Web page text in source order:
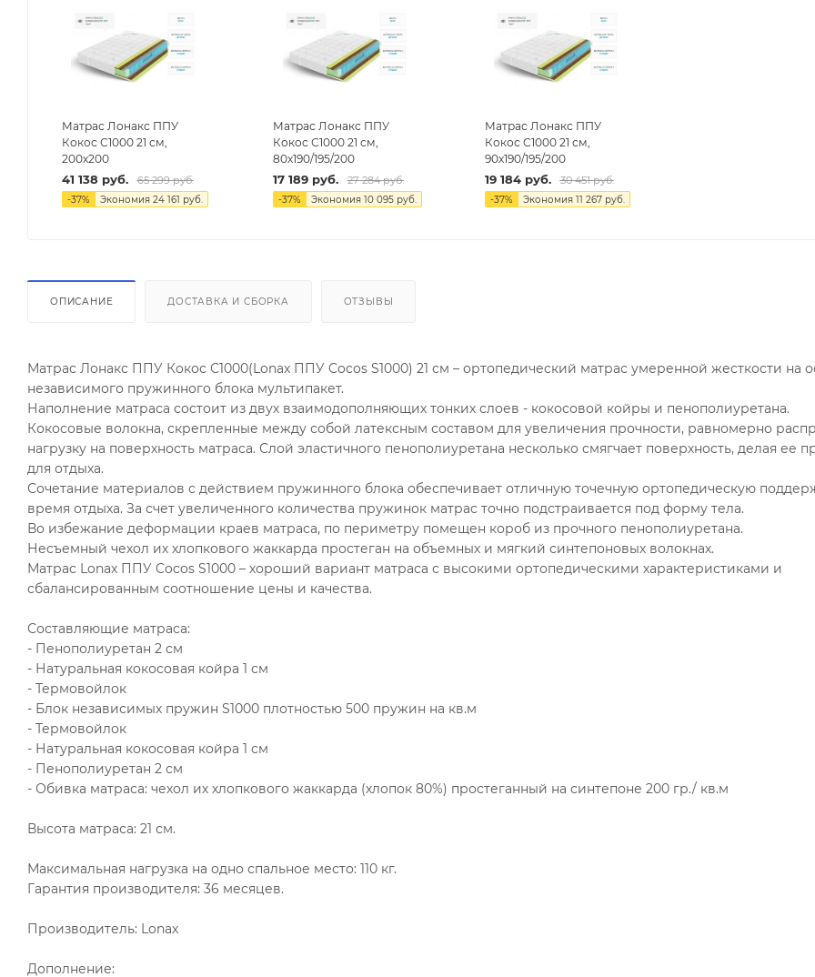
Матрас Лонакс ППУ
Кокос С1000 21 см,
200х200
41 138 руб. 65 299руб.
-37% Экономия 24 161 руб.
Матрас Лонакс ППУ
Кокос С1000 21 см,
80х190/195/200
17 189 руб. 27 284руб.
-37% Экономия10 095 руб.
Матрас Лонакс ППУ
Кокос С1000 21 см,
90х190/195/200
19 184руб. 30 451руб.
-37% Экономия 11 267руб.
ОПИСАНИЕ ДОСТАВКА И СБОРКА ОТЗЫВЫ
Матрас Лонакс ППУ Кокос С1000(Lonax ППУ Cocos S1000) 21 см – ортопедический матрас умеренной жесткости на
независимого пружинного блока мультипакет.
Наполнение матраса состоит из двух взаимодополняющих тонких слоев - кокосовой койры и пенополиуретана.
Кокосовые волокна, скрепленные между собой латексным составом для увеличения прочности, равномерно
нагрузку на поверхность матраса. Слой эластичного пенополиуретана несколько смягчает поверхность, делая ее
для отдыха.
Сочетание материалов с действием пружинного блока обеспечивает отличную точечную ортопедическую
время отдыха. За счет увеличенного количества пружинок матрас точно подстраивается под форму тела.
Во избежание деформации краев матраса, по периметру помещен короб из прочного пенополиуретана.
Несъемный чехол их хлопкового жаккарда простеган на объемных и мягкий синтепоновых волокнах.
Матрас Lonax ППУ Cocos S1000 – хороший вариант матраса с высокими ортопедическими характеристиками и
сбалансированным соотношение цены и качества.
Составляющие матраса:
- Пенополиуретан 2 см
- Натуральная кокосовая койра 1 см
- Термовойлок
- Блок независимых пружин S1000 плотностью 500 пружин на кв.м
- Термовойлок
- Натуральная кокосовая койра 1 см
- Пенополиуретан 2 см
- Обивка матраса: чехол их хлопкового жаккарда (хлопок 80%) простеганный на синтепоне 200 гр./ кв.м
Высота матраса: 21 см.
Максимальная нагрузка на одно спальное место: 110 кг.
Гарантия производителя: 36 месяцев.
Производитель: Lonax
Дополнение: